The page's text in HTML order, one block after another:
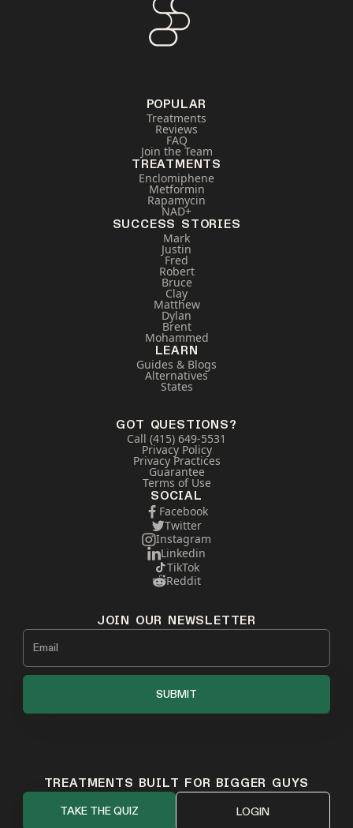
POPULAR
Treatments
Reviews
FAQ
Join the Team
TREATMENTS
Enclomiphene
Metformin
Rapamycin
NAD+
SUCCESS STORIES
Mark
Justin
Fred
Robert
Bruce
Clay
Matthew
Dylan
Brent
Mohammed
LEARN
Guides & Blogs
Alternatives
States
GOT QUESTIONS?
Call (415) 649-5531
Privacy Policy
Privacy Practices
Guarantee
Terms of Use
SOCIAL
Facebook
Twitter
Instagram
Linkedin
TikTok
Reddit
JOIN OUR NEWSLETTER
TREATMENTS BUILT FOR BIGGER GUYS
TAKE THE QUIZ LOGIN